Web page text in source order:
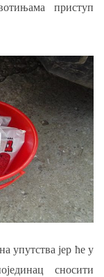
приступ
упутства јер ће у
сносити